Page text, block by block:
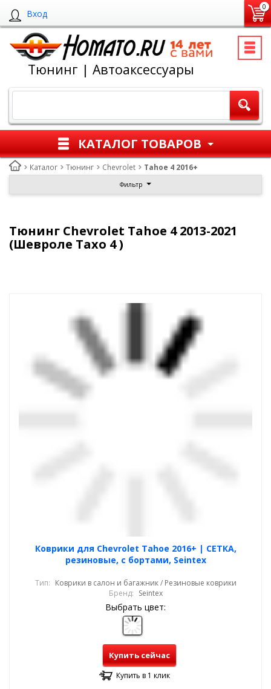
Вход
0
Тюнинг | Автоаксессуары
КАТАЛОГ ТОВАРОВ
Каталог Тюнинг Chevrolet Tahoe 4 2016+
Фильтр
Тюнинг Chevrolet Tahoe 4 2013-2021
(Шевроле Тахо 4 )
Коврики для Chevrolet Tahoe 2016+ | СЕТКА,
резиновые, с бортами, Seintex
Тип: Коврики в салон и багажник / Резиновые коврики
Бренд: Seintex
Выбрать цвет:
Купить сейчас
Купить в 1 клик